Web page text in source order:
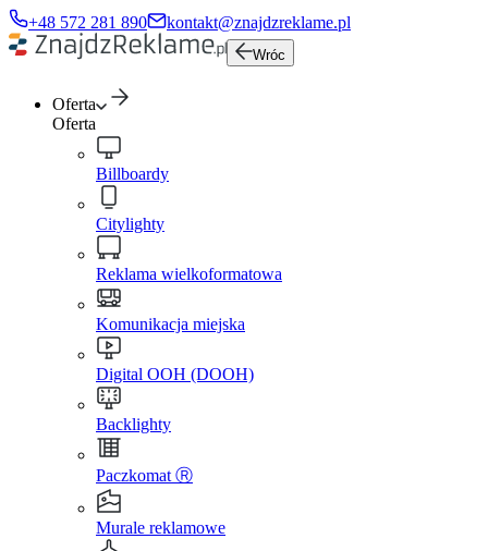
+48 572 281 890 kontakt@znajdzreklame.pl
Wróc
Oferta
Oferta
Billboardy
Citylighty
Reklama wielkoformatowa
Komunikacja miejska
Digital OOH (DOOH)
Backlighty
Paczkomat Ⓡ
Murale reklamowe